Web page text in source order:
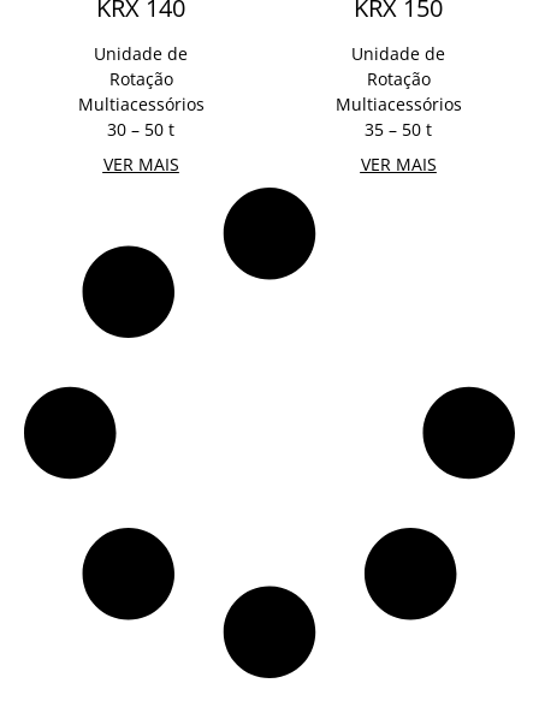
KRX 140
Unidade de
Rotação
Multiacessórios
30 – 50 t
VER MAIS
KRX 150
Unidade de
Rotação
Multiacessórios
35 – 50 t
VER MAIS